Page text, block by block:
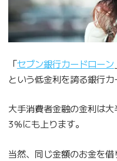
「セブン銀行カードローン
という低金利を誇る銀行カ
大手消費者金融の金利は
3％にも上ります。
当然、同じ金額のお金を